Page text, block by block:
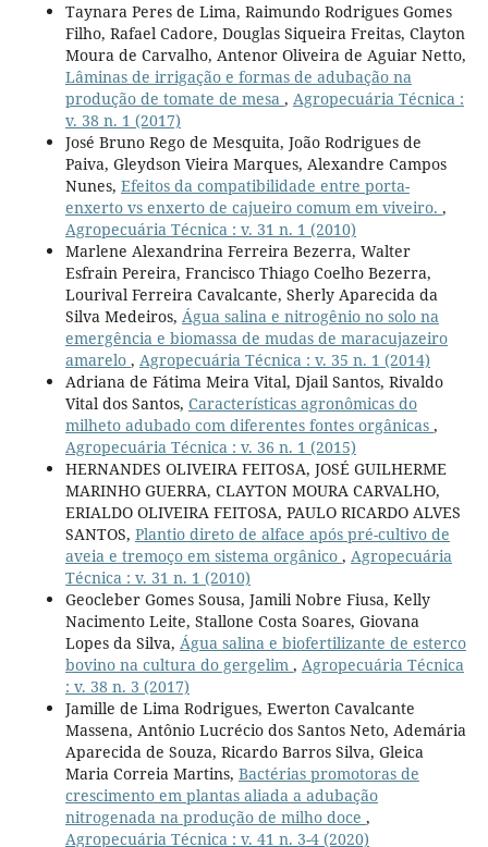
Taynara Peres de Lima, Raimundo Rodrigues Gomes
Filho, Rafael Cadore, Douglas Siqueira Freitas, Clayton
Moura de Carvalho, Antenor Oliveira de Aguiar Netto,
Lâminas de irrigação e formas de adubação na
produção de tomate de mesa , Agropecuária Técnica :
v. 38 n. 1 (2017)
José Bruno Rego de Mesquita, João Rodrigues de
Paiva, Gleydson Vieira Marques, Alexandre Campos
Nunes, Efeitos da compatibilidade entre porta-
enxerto vs enxerto de cajueiro comum em viveiro. ,
Agropecuária Técnica : v. 31 n. 1 (2010)
Marlene Alexandrina Ferreira Bezerra, Walter
Esfrain Pereira, Francisco Thiago Coelho Bezerra,
Lourival Ferreira Cavalcante, Sherly Aparecida da
Silva Medeiros, Água salina e nitrogênio no solo na
emergência e biomassa de mudas de maracujazeiro
amarelo , Agropecuária Técnica : v. 35 n. 1 (2014)
Adriana de Fátima Meira Vital, Djail Santos, Rivaldo
Vital dos Santos, Características agronômicas do
milheto adubado com diferentes fontes orgânicas ,
Agropecuária Técnica : v. 36 n. 1 (2015)
HERNANDES OLIVEIRA FEITOSA, JOSÉ GUILHERME
MARINHO GUERRA, CLAYTON MOURA CARVALHO,
ERIALDO OLIVEIRA FEITOSA, PAULO RICARDO ALVES
SANTOS, Plantio direto de alface após pré-cultivo de
aveia e tremoço em sistema orgânico , Agropecuária
Técnica : v. 31 n. 1 (2010)
Geocleber Gomes Sousa, Jamili Nobre Fiusa, Kelly
Nacimento Leite, Stallone Costa Soares, Giovana
Lopes da Silva, Água salina e biofertilizante de esterco
bovino na cultura do gergelim , Agropecuária Técnica
: v. 38 n. 3 (2017)
Jamille de Lima Rodrigues, Ewerton Cavalcante
Massena, Antônio Lucrécio dos Santos Neto, Ademária
Aparecida de Souza, Ricardo Barros Silva, Gleica
Maria Correia Martins, Bactérias promotoras de
crescimento em plantas aliada a adubação
nitrogenada na produção de milho doce ,
Agropecuária Técnica : v. 41 n. 3-4 (2020)